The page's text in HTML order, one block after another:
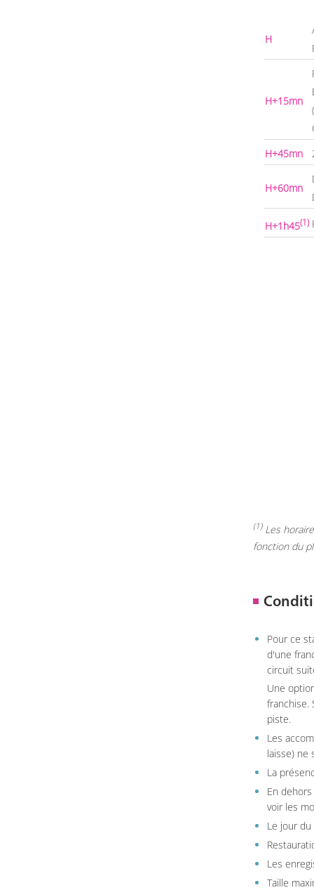
H
H+15mn
H+45mn
H+60mn
H+1h45(1)
(1)Les
fonction du
Pour ce
d'une
circuit
Une
franchise.
piste.
Les
laisse) ne
La
En
voir les
Le jour
Les
Taille